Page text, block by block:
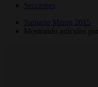
Secciones
Sumario Marzo 2015
Mostrando artículos